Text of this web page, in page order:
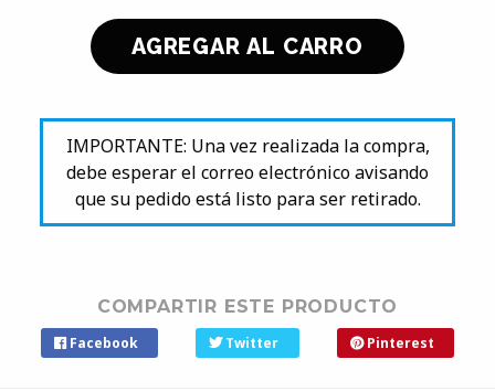
IMPORTANTE: Una vez realizada la compra,
debe esperar el correo electrónico avisando
que su pedido está listo para ser retirado.
COMPARTIR ESTE PRODUCTO
Facebook Twitter Pinterest